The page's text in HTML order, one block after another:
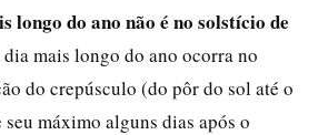
longo do ano não é no solstício de
mais longo do ano ocorra no
do crepúsculo (do pôr do sol até o
máximo alguns dias após o